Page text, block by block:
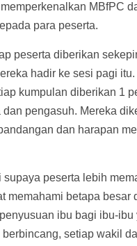
MBfPC
para peserta.
peserta diberikan
hadir ke sesi pagi
kumpulan diberikan 1
pengasuh. Mereka
dan harapan
peserta lebih
memahami betapa
ibu bagi ibu-
setiap wakil